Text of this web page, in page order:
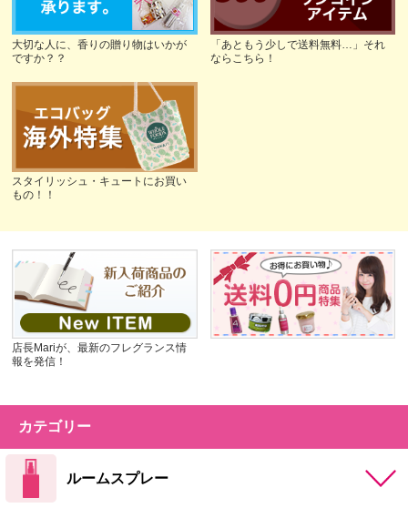
大切な人に、香りの贈り物はいかが
ですか？？
「あともう少しで送料無料…」それ
ならこちら！
スタイリッシュ・キュートにお買い
もの！！
店長Mariが、最新のフレグランス情
報を発信！
カテゴリー
ルームスプレー